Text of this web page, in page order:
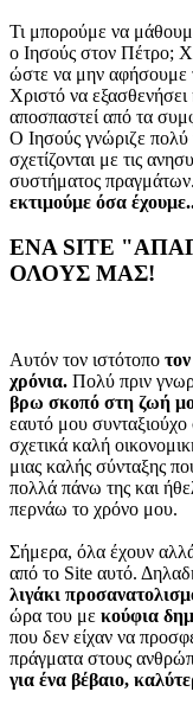
Τι μπορούμε να
ο Ιησούς στον Πέτρο;
ώστε να μην αφήσουμε
Χριστό να
αποσπαστεί από τα
Ο Ιησούς γνώριζε πολύ
σχετίζονται με τις
συστήματος
εκτιμούμε όσα
ΕΝΑ SITE
ΟΛΟΥΣ ΜΑΣ!
Αυτόν τον ιστότοπο
χρόνια. Πολύ πριν
βρω σκοπό στη ζωή
εαυτό μου
σχετικά καλή
μιας καλής σύνταξης
πολλά πάνω της και
περνάω το χρόνο μου.
Σήμερα, όλα έχουν
από το Site αυτό.
λιγάκι
ώρα του με κούφια
που δεν είχαν να
πράγματα στους
για ένα βέβαιο,